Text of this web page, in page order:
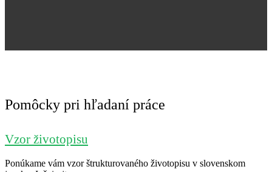
Pomôcky pri hľadaní práce
Vzor životopisu
Ponúkame vám vzor štrukturovaného životopisu v slovenskom